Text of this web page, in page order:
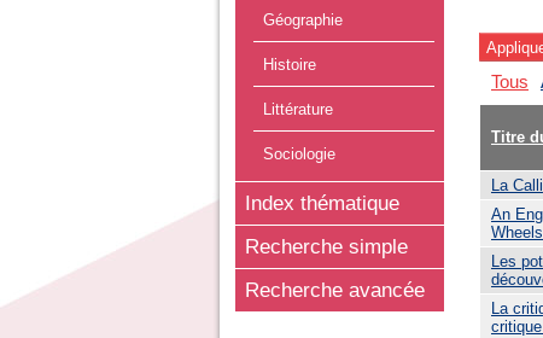
Géographie
Histoire
Littérature
Sociologie
Index thématique
Recherche simple
Recherche avancée
Tous
Titre
La
An
Les
La